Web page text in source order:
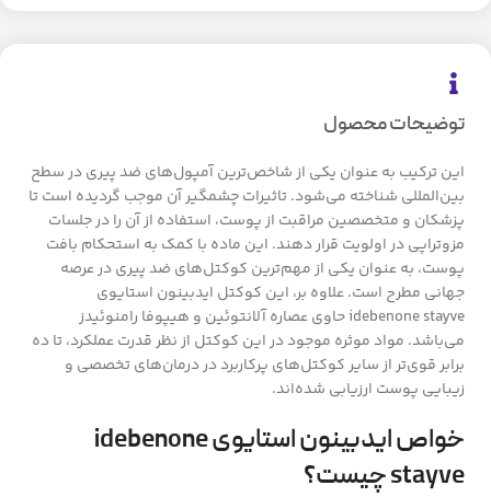
توضیحات محصول
این ترکیب به عنوان یکی از شاخص‌ترین آمپول‌های ضد پیری در سطح
بین‌المللی شناخته می‌شود. تاثیرات چشمگیر آن موجب گردیده است تا
پزشکان و متخصصین مراقبت از پوست، استفاده از آن را در جلسات
مزوتراپی در اولویت قرار دهند. این ماده با کمک به استحکام بافت
پوست، به عنوان یکی از مهم‌ترین کوکتل‌های ضد پیری در عرصه
جهانی مطرح است. علاوه بر، این کوکتل ایدبینون استایوی
idebenone stayve حاوی عصاره آلانتوئین و هیپوفا رامنوئیدز
می‌باشد. مواد موثره موجود در این کوکتل از نظر قدرت عملکرد، تا ده
برابر قوی‌تر از سایر کوکتل‌های پرکاربرد در درمان‌های تخصصی و
زیبایی پوست ارزیابی شده‌اند.
خواص ایدبینون استایوی idebenone
stayve چیست؟